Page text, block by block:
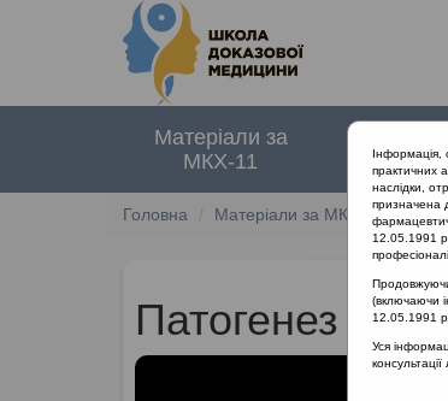
Матеріали за
МКХ-11
Головна Матеріали за МКХ-11 12
Патогенез
Інформація,
практичних
наслідки,
призначена
12.05.1991
Продовжуючи
(включаючи
12.05.1991
Уся
консультації